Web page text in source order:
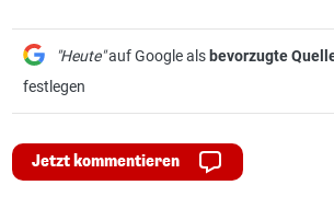
"Heute"auf Google als bevorzugte
festlegen
Jetzt kommentieren